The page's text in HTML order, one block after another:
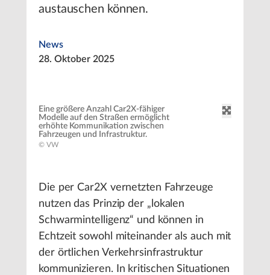
austauschen können.
News
28. Oktober 2025
Eine größere Anzahl Car2X-fähiger
Modelle auf den Straßen ermöglicht
erhöhte Kommunikation zwischen
Fahrzeugen und Infrastruktur.
© VW
Die per Car2X vernetzten Fahrzeuge
nutzen das Prinzip der „lokalen
Schwarmintelligenz“ und können in
Echtzeit sowohl miteinander als auch mit
der örtlichen Verkehrsinfrastruktur
kommunizieren. In kritischen Situationen